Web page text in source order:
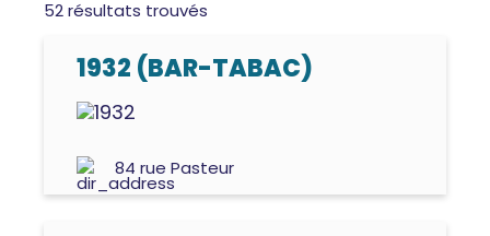
52résultats trouvés
1932 (BAR-TABAC)
84 rue Pasteur